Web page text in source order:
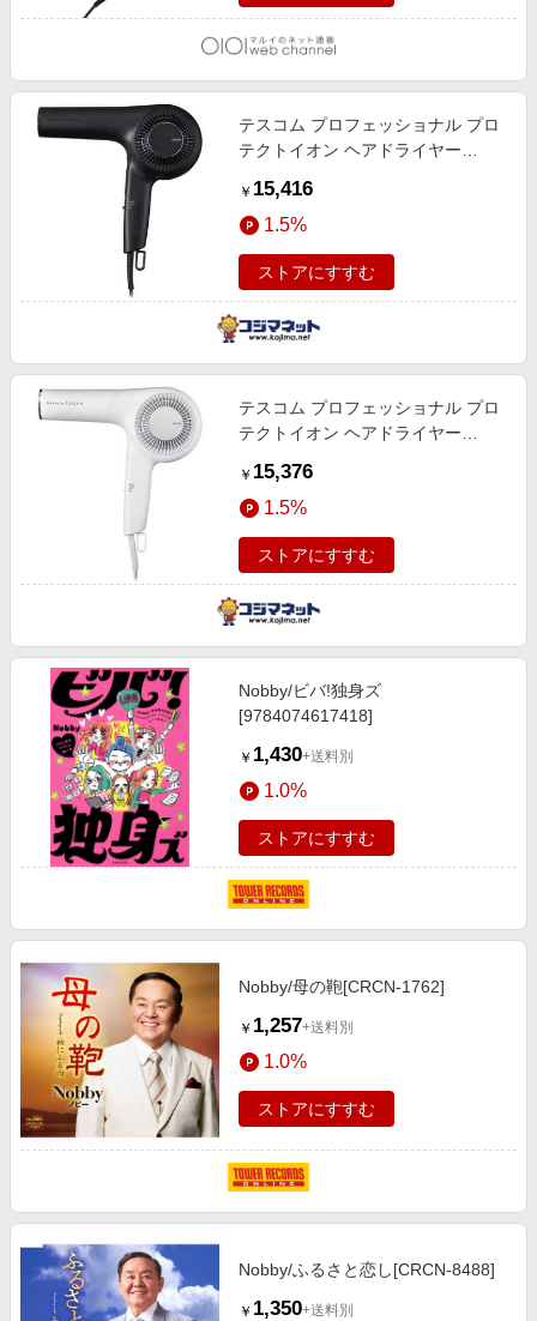
テスコム プロフェッショナル プロ
テクトイオン ヘアドライヤー
NIB500B-K
￥ 15,416
1.5%
ストアにすすむ
テスコム プロフェッショナル プロ
テクトイオン ヘアドライヤー
シュ NIB500B-W
￥ 15,376
1.5%
ストアにすすむ
Nobby/ビバ!独身ズ
[9784074617418]
￥ 1,430+送料別
1.0%
ストアにすすむ
Nobby/母の鞄[CRCN-1762]
￥ 1,257+送料別
1.0%
ストアにすすむ
Nobby/ふるさと恋し[CRCN-8488]
￥ 1,350+送料別